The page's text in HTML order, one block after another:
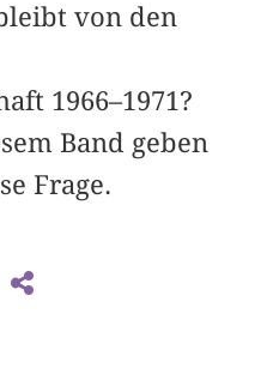
von den
1966–1971?
Band geben
Frage.